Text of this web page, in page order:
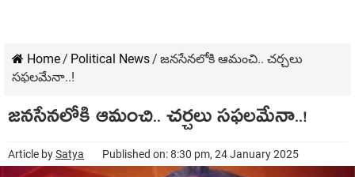
Home/ Political News/ జ‌న‌సేన‌లోకి ఆమంచి.. చ‌ర్చ‌లు
స‌ఫ‌ల‌మేనా..!
జ‌న‌సేన‌లోకి ఆమంచి.. చ‌ర్చ‌లు స‌ఫ‌ల‌మేనా..!
Article bySatya Published on: 8:30 pm, 24 January 2025